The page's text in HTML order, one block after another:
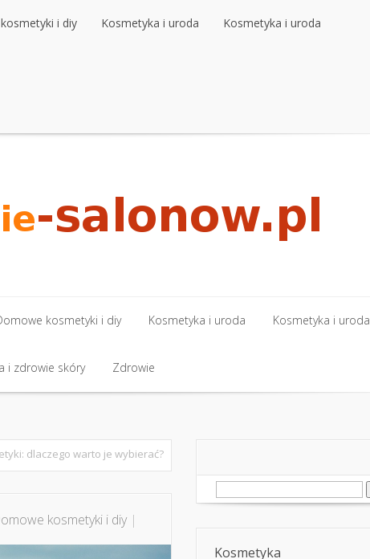
i diy Kosmetyka i uroda Kosmetyka i uroda
kosmetyki i diy
kosmetyki i diy
Kosmetyka i uroda
Kosmetyka i uroda
Kosmetyka i uroda
i zdrowie skóry Zdrowie
dlaczego warto je wybierać?
kosmetyki i diy|
Szukaj:
Kosmetyka